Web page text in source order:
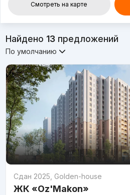
Смотреть на карте
Найдено 13предложений
По умолчанию
Сдан 2025 Golden-house
ЖК «Oz'Makon»